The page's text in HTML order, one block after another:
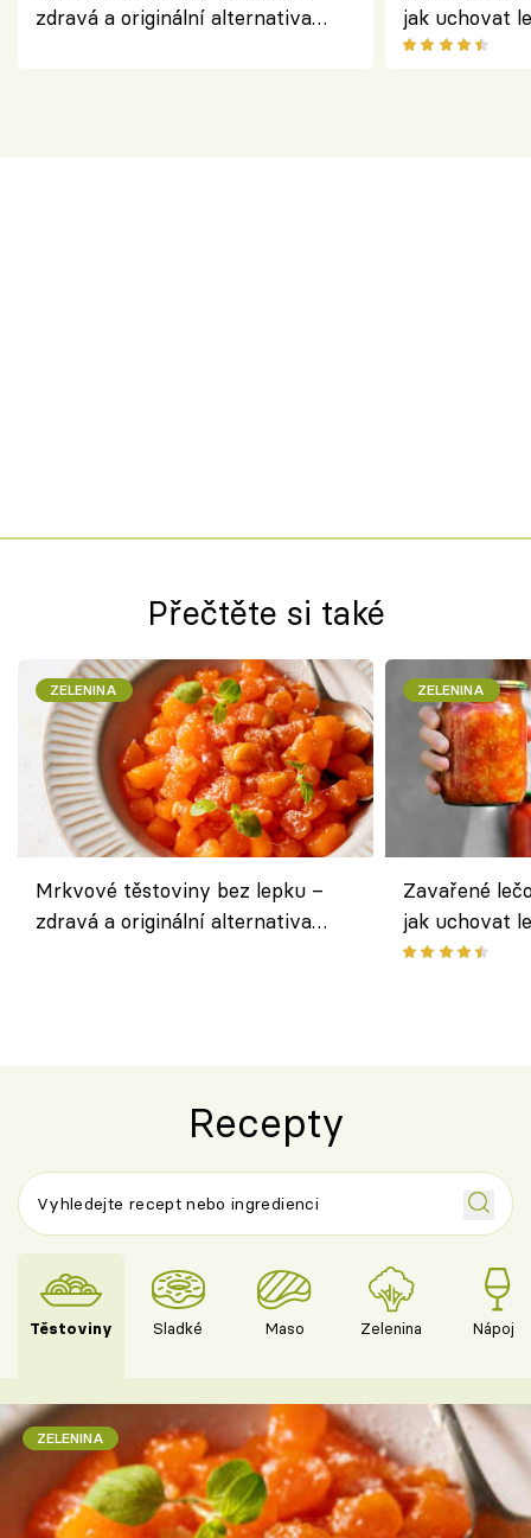
zdravá a originální alternativa
jak uchovat
Přečtěte si také
ZELENINA
Mrkvové těstoviny bez lepku –
zdravá a originální alternativa
ZELENINA
Zavařené
jak uchovat
Recepty
Těstoviny Sladké Maso Zelenina Nápoje
ZELENINA